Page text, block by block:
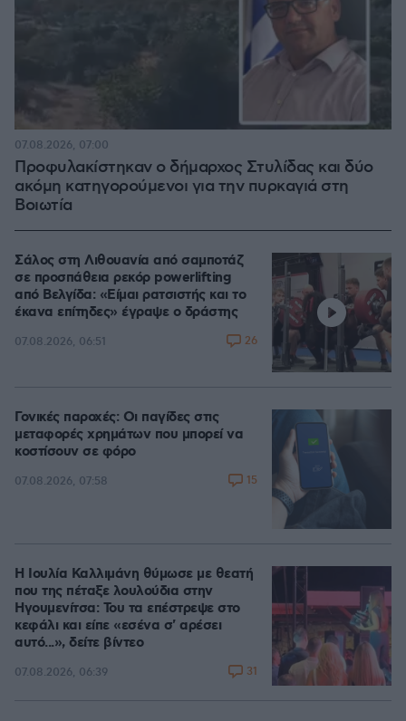
Προφυλακίστηκαν ο δήμαρχος Στυλίδας και δύο
ακόμη κατηγορούμενοι για την πυρκαγιά στη
Βοιωτία
07.08.2026, 07:00
Σάλος στη Λιθουανία από σαμποτάζ
σε προσπάθεια ρεκόρ powerlifting
από Βελγίδα: «Είμαι ρατσιστής και το
έκανα επίτηδες» έγραψε ο δράστης
07.08.2026, 06:51 26
Γονικές παροχές: Οι παγίδες στις
μεταφορές χρημάτων που μπορεί να
κοστίσουν σε φόρο
07.08.2026, 07:58 15
Η Ιουλία Καλλιμάνη θύμωσε με θεατή
που της πέταξε λουλούδια στην
Ηγουμενίτσα: Του τα επέστρεψε στο
κεφάλι και είπε «εσένα σ' αρέσει
αυτό...», δείτε βίντεο
07.08.2026, 06:39 31